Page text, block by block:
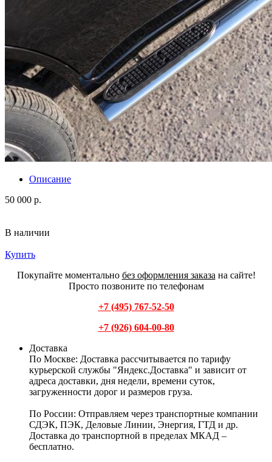
Описание
50 000 р.
В наличии
Купить
Покупайте моментально без оформления заказа на сайте!
Просто позвоните по телефонам
+7 (495) 767-52-50
+7 (926) 604-00-80
Доставка
По Москве: Доставка рассчитывается по тарифу
курьерской службы "Яндекс.Доставка" и зависит от
адреса доставки, дня недели, времени суток,
загруженности дорог и размеров груза.
По России: Отправляем через транспортные компании
СДЭК, ПЭК, Деловые Линии, Энергия, ГТД и др.
Доставка до транспортной в пределах МКАД –
бесплатно.